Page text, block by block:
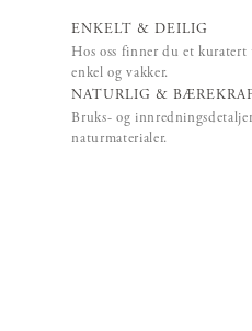
ENKELT & DEILIG
Hos oss finner du et
enkel og vakker.
NATURLIG &
Bruks- og
naturmaterialer.